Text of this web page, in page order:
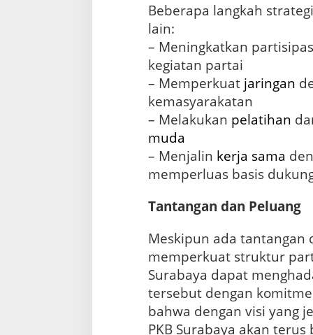
Beberapa langkah
lain:
– Meningkatkan
kegiatan partai
– Memperkuat jaringan
kemasyarakatan
– Melakukan pelatihan
muda
– Menjalin kerja sama
memperluas basis
Tantangan dan Peluang
Meskipun ada tantangan
memperkuat struktur
Surabaya dapat
tersebut dengan
bahwa dengan visi yang
PKB Surabaya akan